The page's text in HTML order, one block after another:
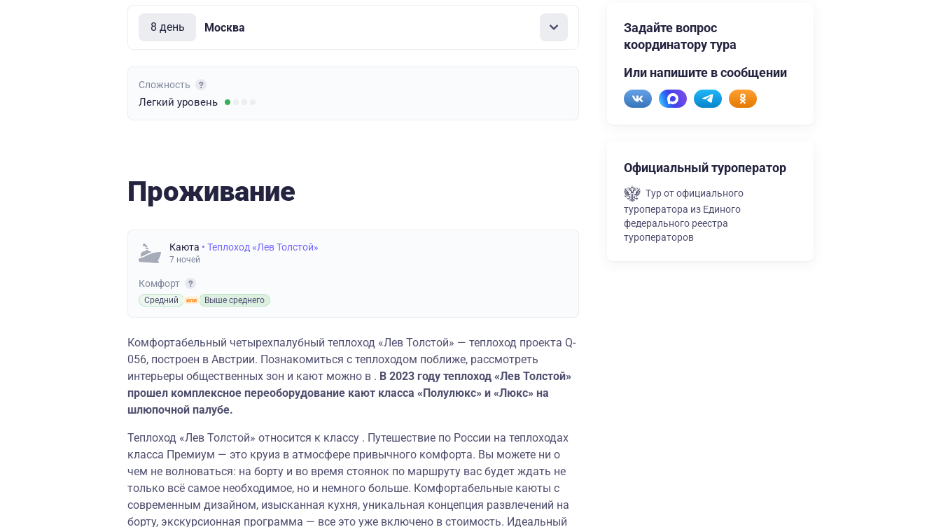
8 день Москва
Сложность
Легкий уровень
Проживание
Каюта • Теплоход «Лев Толстой»
7 ночей
Комфорт
Средний Выше среднего
Комфортабельный четырехпалубный теплоход «Лев Толстой» — теплоход проекта Q-
056, построен в Австрии. Познакомиться с теплоходом поближе, рассмотреть
интерьеры общественных зон и кают можно в . В 2023 году теплоход «Лев Толстой»
прошел комплексное переоборудование кают класса «Полулюкс» и «Люкс» на
шлюпочной палубе.
Теплоход «Лев Толстой» относится к классу . Путешествие по России на теплоходах
класса Премиум — это круиз в атмосфере привычного комфорта. Вы можете ни о
чем не волноваться: на борту и во время стоянок по маршруту вас будет ждать не
только всё самое необходимое, но и немного больше. Комфортабельные каюты с
современным дизайном, изысканная кухня, уникальная концепция развлечений на
борту, экскурсионная программа — все это уже включено в стоимость. Идеальный
Задайте вопрос
координатору тура
Или напишите в сообщении
Официальный туроператор
Тур от официального
туроператора из Единого
федерального реестра
туроператоров